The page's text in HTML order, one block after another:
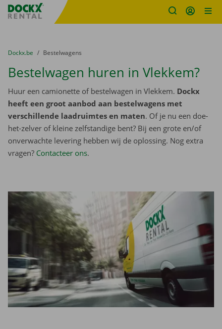
Fratello DEMO
U bevindt zich hier:
van
Dockx.be naar
Bestelwagens
Bestelwagen huren in Vlekkem?
Huur een camionette of bestelwagen in Vlekkem. Dockx
heeft een groot aanbod aan bestelwagens met
verschillende laadruimtes en maten. Of je nu een doe-
het-zelver of kleine zelfstandige bent? Bij een grote en/of
onverwachte levering hebben wij de oplossing. Nog extra
vragen? Contacteer ons.